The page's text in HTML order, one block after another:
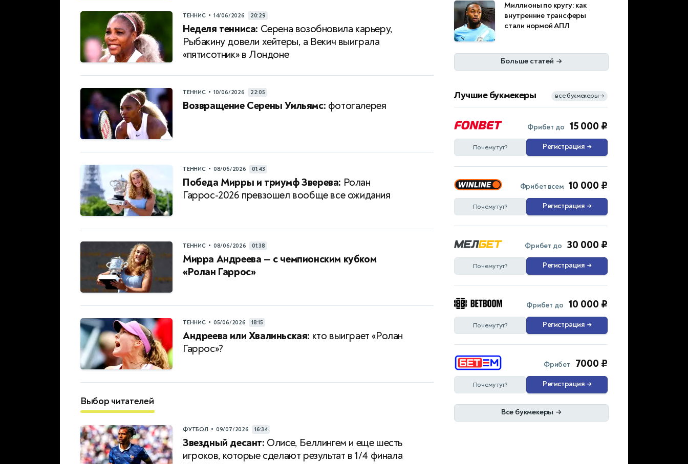
ТЕННИС • 14/06/2026 20:29
Неделя тенниса: Серена возобновила карьеру,
Рыбакину довели хейтеры, а Векич выиграла
«пятисотник» в Лондоне
ТЕННИС • 10/06/2026 22:05
Возвращение Серены Уильямс: фотогалерея
ТЕННИС • 08/06/2026 01:43
Победа Мирры и триумф Зверева: Ролан
Гаррос-2026 превзошел вообще все ожидания
ТЕННИС • 08/06/2026 01:38
Мирра Андреева — с чемпионским кубком
«Ролан Гаррос»
ТЕННИС • 05/06/2026 18:15
Андреева или Хвалиньская: кто выиграет «Ролан
Гаррос»?
Выбор читателей
ФУТБОЛ • 09/07/2026 16:34
Звездный десант: Олисе, Беллингем и еще шесть
игроков, которые сделают результат в 1/4 финала
Миллионы по кругу: как
внутренние трансферы
стали нормой АПЛ
Больше статей →
Лучшие букмекеры все букмекеры →
Фрибет до 15 000 ₽
Почему тут? Регистрация →
Фрибет всем 10 000 ₽
Почему тут? Регистрация →
Фрибет до 30 000 ₽
Почему тут? Регистрация →
Фрибет до 10 000 ₽
Почему тут? Регистрация →
Фрибет 7000 ₽
Почему тут? Регистрация →
Все букмекеры →